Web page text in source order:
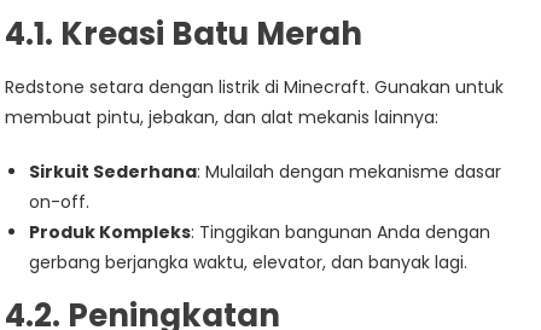
4.1. Kreasi Batu Merah
Redstone setara dengan listrik di Minecraft. Gunakan untuk
membuat pintu, jebakan, dan alat mekanis lainnya:
Sirkuit Sederhana: Mulailah dengan mekanisme dasar
on-off.
Produk Kompleks: Tinggikan bangunan Anda dengan
gerbang berjangka waktu, elevator, dan banyak lagi.
4.2. Peningkatan